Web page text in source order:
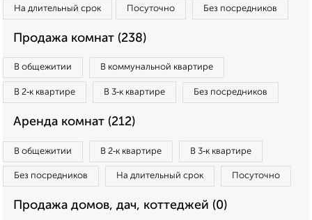
На длительный срок Посуточно Без посредников
Продажа комнат (238)
В общежитии В коммунальной квартире
В 2‑к квартире В 3‑к квартире Без посредников
Аренда комнат (212)
В общежитии В 2‑к квартире В 3‑к квартире
Без посредников На длительный срок Посуточно
Продажа домов, дач, коттеджей (0)